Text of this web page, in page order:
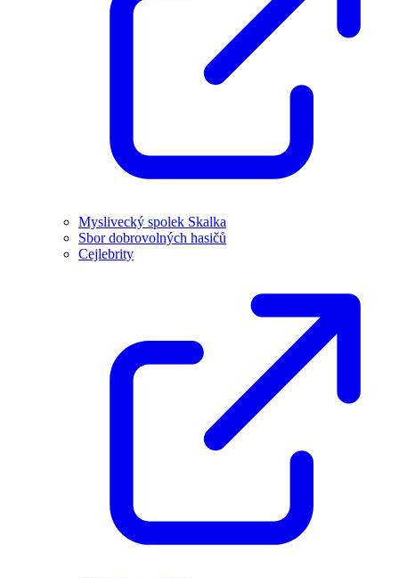
Myslivecký spolek Skalka
Sbor dobrovolných hasičů
Cejlebrity